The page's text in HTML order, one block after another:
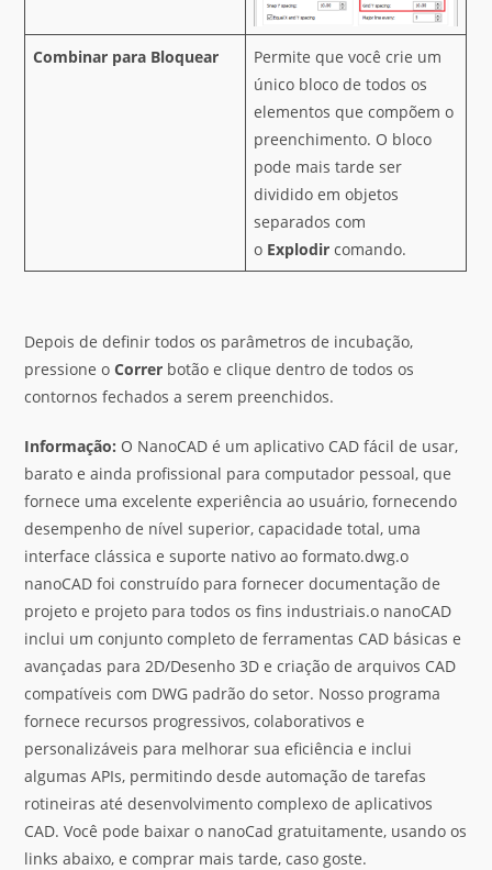
Combinar para Bloquear
Permite que você crie um
único bloco de todos os
elementos que compõem o
preenchimento. O bloco
pode mais tarde ser
dividido em objetos
separados com
o Explodir comando.
Depois de definir todos os parâmetros de incubação,
pressione oCorrer botão e clique dentro de todos os
contornos fechados a serem preenchidos.
Informação: O NanoCAD é um aplicativo CAD fácil de usar,
barato e ainda profissional para computador pessoal, que
fornece uma excelente experiência ao usuário, fornecendo
desempenho de nível superior, capacidade total, uma
interface clássica e suporte nativo ao formato.dwg.o
nanoCAD foi construído para fornecer documentação de
projeto e projeto para todos os fins industriais.o nanoCAD
inclui um conjunto completo de ferramentas CAD básicas e
avançadas para 2D/Desenho 3D e criação de arquivos CAD
compatíveis com DWG padrão do setor. Nosso programa
fornece recursos progressivos, colaborativos e
personalizáveis para melhorar sua eficiência e inclui
algumas APIs, permitindo desde automação de tarefas
rotineiras até desenvolvimento complexo de aplicativos
CAD. Você pode baixar o nanoCad gratuitamente, usando os
links abaixo, e comprar mais tarde, caso goste.